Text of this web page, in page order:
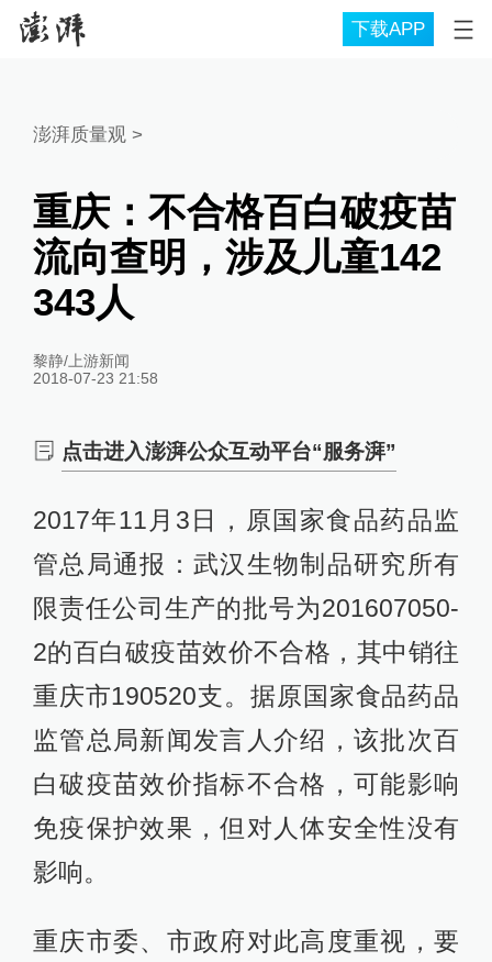
下载APP
澎湃质量观>
重庆：不合格百白破疫苗
流向查明，涉及儿童142
343人
黎静/上游新闻
2018-07-23 21:58
点击进入澎湃公众互动平台“服务湃”
2017年11月3日，原国家食品药品监
管总局通报：武汉生物制品研究所有
限责任公司生产的批号为201607050-
2的百白破疫苗效价不合格，其中销往
重庆市190520支。据原国家食品药品
监管总局新闻发言人介绍，该批次百
白破疫苗效价指标不合格，可能影响
免疫保护效果，但对人体安全性没有
影响。
重庆市委、市政府对此高度重视，要